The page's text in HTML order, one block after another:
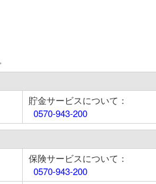
貯金サービスについて：
0570-943-200
保険サービスについて：
0570-943-200